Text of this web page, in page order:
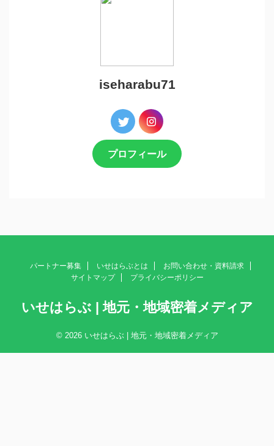
iseharabu71
プロフィール
パートナー募集 いせはらぶとは
お問い合わせ・資料請求
サイトマップ
プライバシーポリシー
いせはらぶ | 地元・地域密着メディア
© 2026 いせはらぶ | 地元・地域密着メディア